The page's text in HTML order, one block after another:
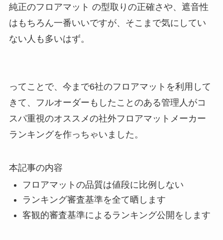
純正のフロアマット の型取りの正確さや、遮音性
はもちろん一番いいですが、そこまで気にしてい
ない人も多いはず。
ってことで、今まで6社のフロアマットを利用して
きて、フルオーダーもしたことのある管理人がコ
スパ重視のオススメの社外フロアマットメーカー
ランキングを作っちゃいました。
本記事の内容
フロアマットの品質は値段に比例しない
ランキング審査基準を全て晒します
客観的審査基準によるランキング公開をします